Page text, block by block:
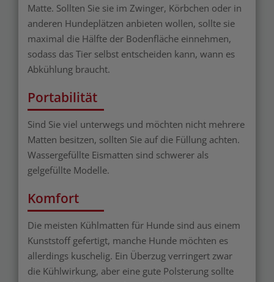
Matte. Sollten Sie sie im Zwinger, Körbchen oder in
anderen Hundeplätzen anbieten wollen, sollte sie
maximal die Hälfte der Bodenfläche einnehmen,
sodass das Tier selbst entscheiden kann, wann es
Abkühlung braucht.
Portabilität
Sind Sie viel unterwegs und möchten nicht mehrere
Matten besitzen, sollten Sie auf die Füllung achten.
Wassergefüllte Eismatten sind schwerer als
gelgefüllte Modelle.
Komfort
Die meisten Kühlmatten für Hunde sind aus einem
Kunststoff gefertigt, manche Hunde möchten es
allerdings kuschelig. Ein Überzug verringert zwar
die Kühlwirkung, aber eine gute Polsterung sollte